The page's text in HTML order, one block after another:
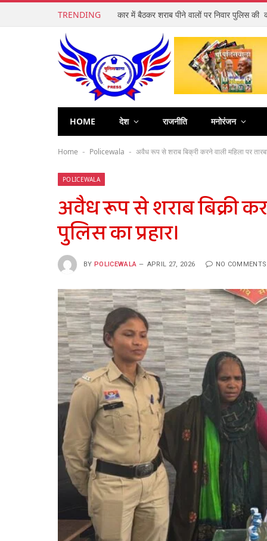
TRENDING कार में बैठकर शराब पीने वालों पर निवार पुलिस की
HOME देश राजनीति मनोरंजन
Home - Policewala - अवैध रूप से शराब बिक्री करने वाली महिला पर
POLICEWALA
अवैध रूप से शराब बिक्री
पुलिस का प्रहार।
BY POLICEWALA APRIL 27, 2026 NO COMMENTS